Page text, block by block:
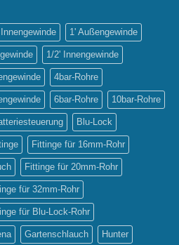
1' Außengewinde
1/2' Innengewinde
4bar-Rohre
6bar-Rohre 10bar-Rohre
Blu-Lock
Fittinge für 16mm-Rohr
Fittinge für 20mm-Rohr
für 32mm-Rohr
für Blu-Lock-Rohr
Gartenschlauch Hunter